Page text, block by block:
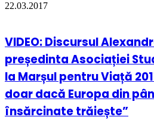
22.03.2017
VIDEO: Discursul
președinta Asociației
la Marșul pentru Viață
doar dacă Europa din
însărcinate trăiește”